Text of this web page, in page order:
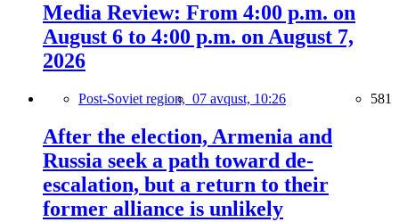
Media Review: From 4:00 p.m. on
August 6 to 4:00 p.m. on August 7,
2026
Post-Soviet region, 07 avqust, 10:26 581
After the election, Armenia and
Russia seek a path toward de-
escalation, but a return to their
former alliance is unlikely